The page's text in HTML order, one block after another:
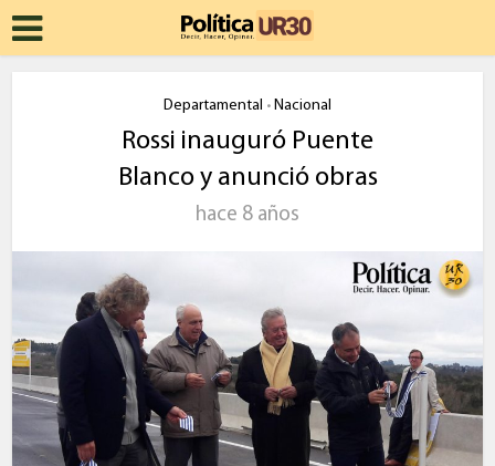
Departamental • Nacional
Rossi inauguró Puente
Blanco y anunció obras
hace 8 años